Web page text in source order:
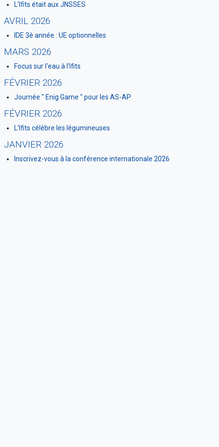
L'Ifits était aux JNSSES
AVRIL 2026
IDE 3è année : UE optionnelles
MARS 2026
Focus sur l'eau à l'Ifits
FÉVRIER 2026
Journée " Enig Game " pour les AS-AP
FÉVRIER 2026
L'Ifits célèbre les légumineuses
JANVIER 2026
Inscrivez-vous à la conférence internationale 2026